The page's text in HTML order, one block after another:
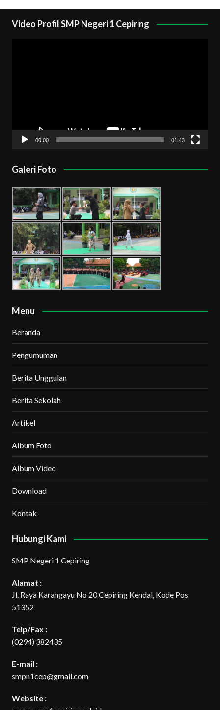
Video Profil SMP Negeri 1 Cepiring
00:00 01:43
Galeri Foto
Menu
Beranda
Pengumuman
Berita Unggulan
Berita Sekolah
Artikel
Album Foto
Album Video
Download
Kontak
Hubungi Kami
SMP Negeri 1 Cepiring
Alamat :
Jl. Raya Karangayu No 20 Cepiring Kendal, Kode Pos
51352
Telp/Fax :
(0294) 382435
E-mail :
smpn1cep@gmail.com
Website :